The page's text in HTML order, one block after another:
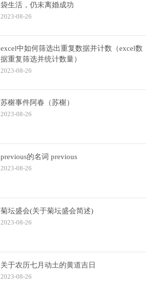
袋生活，仍未离婚成功
2023-08-26
excel中如何筛选出重复数据并计数（excel数
据重复筛选并统计数量）
2023-08-26
苏榭事件阿春（苏榭）
2023-08-26
previous的名词 previous
2023-08-26
菊坛盛会(关于菊坛盛会简述)
2023-08-26
关于农历七月动土的黄道吉日
2023-08-26